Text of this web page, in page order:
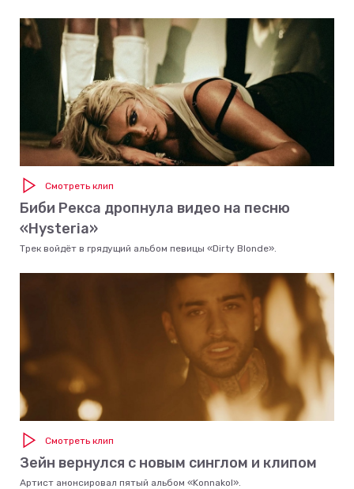
Смотреть клип
Биби Рекса дропнула видео на песню
«Hysteria»
Трек войдёт в грядущий альбом певицы «Dirty Blonde».
Смотреть клип
Зейн вернулся с новым синглом и клипом
Артист анонсировал пятый альбом «Konnakol».